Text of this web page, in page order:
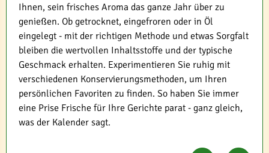
Ihnen, sein frisches Aroma das ganze Jahr über zu
genießen. Ob getrocknet, eingefroren oder in Öl
eingelegt - mit der richtigen Methode und etwas Sorgfalt
bleiben die wertvollen Inhaltsstoffe und der typische
Geschmack erhalten. Experimentieren Sie ruhig mit
verschiedenen Konservierungsmethoden, um Ihren
persönlichen Favoriten zu finden. So haben Sie immer
eine Prise Frische für Ihre Gerichte parat - ganz gleich,
was der Kalender sagt.